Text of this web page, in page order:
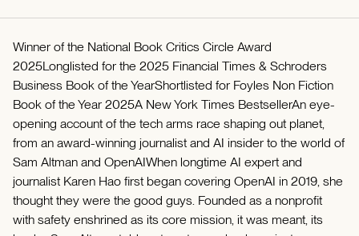
Winner of the National Book Critics Circle Award
2025Longlisted for the 2025 Financial Times & Schroders
Business Book of the YearShortlisted for Foyles Non Fiction
Book of the Year 2025A New York Times BestsellerAn eye-
opening account of the tech arms race shaping out planet,
from an award-winning journalist and AI insider to the world of
Sam Altman and OpenAIWhen longtime AI expert and
journalist Karen Hao first began covering OpenAI in 2019, she
thought they were the good guys. Founded as a nonprofit
with safety enshrined as its core mission, it was meant, its